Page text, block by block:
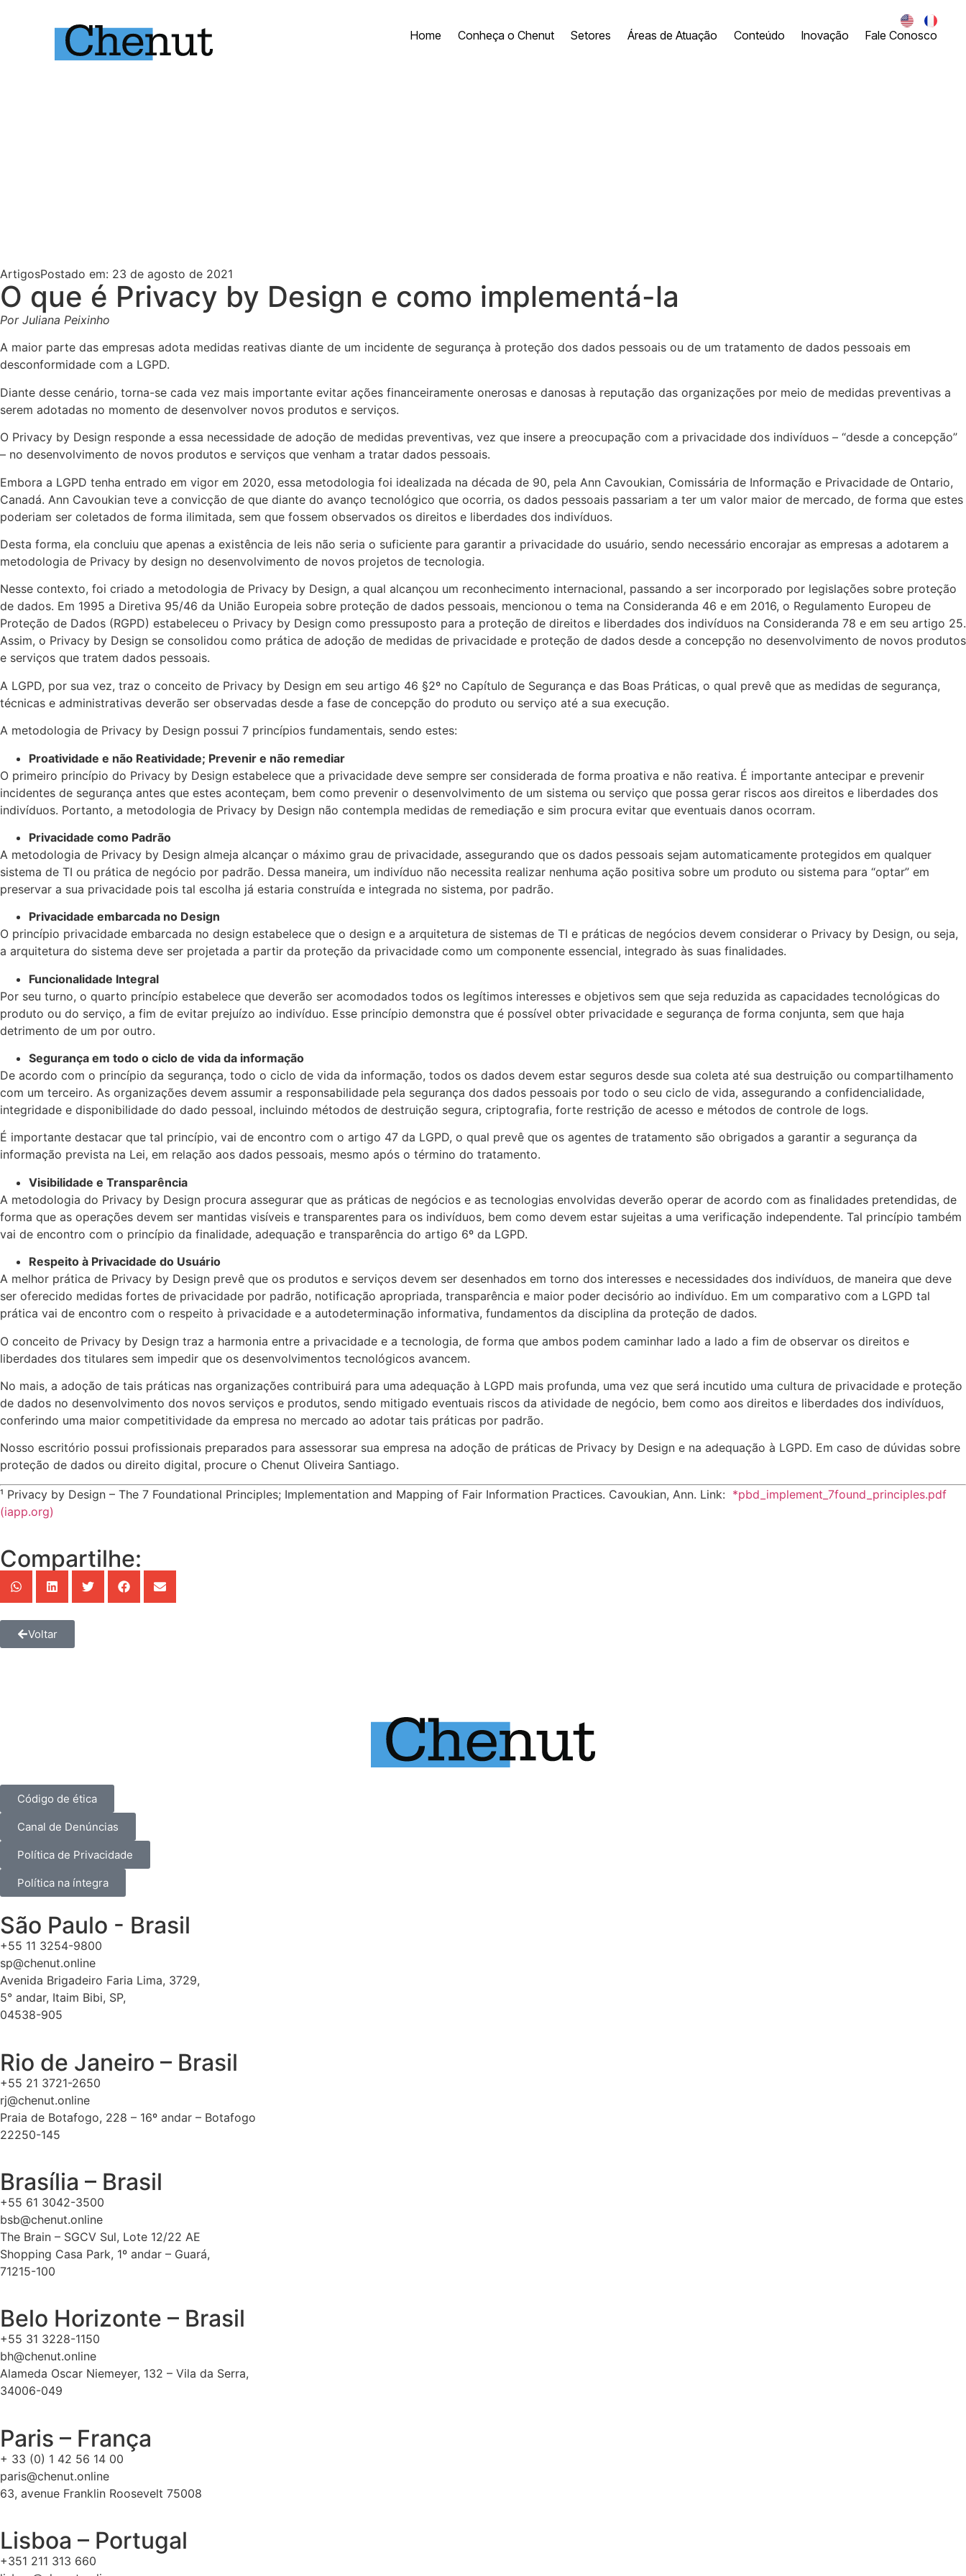
Home Conheça o Chenut Setores Áreas de Atuação Conteúdo Inovação Fale Conosco
ArtigosPostado em: 23 de agosto de 2021
O que é Privacy by Design e como implementá-la
Por Juliana Peixinho
A maior parte das empresas adota medidas reativas diante de um incidente de segurança à proteção dos dados pessoais ou de um tratamento de dados pessoais em
desconformidade com a LGPD.
Diante desse cenário, torna-se cada vez mais importante evitar ações financeiramente onerosas e danosas à reputação das organizações por meio de medidas preventivas a
serem adotadas no momento de desenvolver novos produtos e serviços.
O Privacy by Design responde a essa necessidade de adoção de medidas preventivas, vez que insere a preocupação com a privacidade dos indivíduos – “desde a concepção”
– no desenvolvimento de novos produtos e serviços que venham a tratar dados pessoais.
Embora a LGPD tenha entrado em vigor em 2020, essa metodologia foi idealizada na década de 90, pela Ann Cavoukian, Comissária de Informação e Privacidade de Ontario,
Canadá. Ann Cavoukian teve a convicção de que diante do avanço tecnológico que ocorria, os dados pessoais passariam a ter um valor maior de mercado, de forma que estes
poderiam ser coletados de forma ilimitada, sem que fossem observados os direitos e liberdades dos indivíduos.
Desta forma, ela concluiu que apenas a existência de leis não seria o suficiente para garantir a privacidade do usuário, sendo necessário encorajar as empresas a adotarem a
metodologia de Privacy by design no desenvolvimento de novos projetos de tecnologia.
Nesse contexto, foi criado a metodologia de Privacy by Design, a qual alcançou um reconhecimento internacional, passando a ser incorporado por legislações sobre proteção
de dados. Em 1995 a Diretiva 95/46 da União Europeia sobre proteção de dados pessoais, mencionou o tema na Consideranda 46 e em 2016, o Regulamento Europeu de
Proteção de Dados (RGPD) estabeleceu o Privacy by Design como pressuposto para a proteção de direitos e liberdades dos indivíduos na Consideranda 78 e em seu artigo 25.
Assim, o Privacy by Design se consolidou como prática de adoção de medidas de privacidade e proteção de dados desde a concepção no desenvolvimento de novos produtos
e serviços que tratem dados pessoais.
A LGPD, por sua vez, traz o conceito de Privacy by Design em seu artigo 46 §2º no Capítulo de Segurança e das Boas Práticas, o qual prevê que as medidas de segurança,
técnicas e administrativas deverão ser observadas desde a fase de concepção do produto ou serviço até a sua execução.
A metodologia de Privacy by Design possui 7 princípios fundamentais, sendo estes:
Proatividade e não Reatividade; Prevenir e não remediar
O primeiro princípio do Privacy by Design estabelece que a privacidade deve sempre ser considerada de forma proativa e não reativa. É importante antecipar e prevenir
incidentes de segurança antes que estes aconteçam, bem como prevenir o desenvolvimento de um sistema ou serviço que possa gerar riscos aos direitos e liberdades dos
indivíduos. Portanto, a metodologia de Privacy by Design não contempla medidas de remediação e sim procura evitar que eventuais danos ocorram.
Privacidade como Padrão
A metodologia de Privacy by Design almeja alcançar o máximo grau de privacidade, assegurando que os dados pessoais sejam automaticamente protegidos em qualquer
sistema de TI ou prática de negócio por padrão. Dessa maneira, um indivíduo não necessita realizar nenhuma ação positiva sobre um produto ou sistema para “optar” em
preservar a sua privacidade pois tal escolha já estaria construída e integrada no sistema, por padrão.
Privacidade embarcada no Design
O princípio privacidade embarcada no design estabelece que o design e a arquitetura de sistemas de TI e práticas de negócios devem considerar o Privacy by Design, ou seja,
a arquitetura do sistema deve ser projetada a partir da proteção da privacidade como um componente essencial, integrado às suas finalidades.
Funcionalidade Integral
Por seu turno, o quarto princípio estabelece que deverão ser acomodados todos os legítimos interesses e objetivos sem que seja reduzida as capacidades tecnológicas do
produto ou do serviço, a fim de evitar prejuízo ao indivíduo. Esse princípio demonstra que é possível obter privacidade e segurança de forma conjunta, sem que haja
detrimento de um por outro.
Segurança em todo o ciclo de vida da informação
De acordo com o princípio da segurança, todo o ciclo de vida da informação, todos os dados devem estar seguros desde sua coleta até sua destruição ou compartilhamento
com um terceiro. As organizações devem assumir a responsabilidade pela segurança dos dados pessoais por todo o seu ciclo de vida, assegurando a confidencialidade,
integridade e disponibilidade do dado pessoal, incluindo métodos de destruição segura, criptografia, forte restrição de acesso e métodos de controle de logs.
É importante destacar que tal princípio, vai de encontro com o artigo 47 da LGPD, o qual prevê que os agentes de tratamento são obrigados a garantir a segurança da
informação prevista na Lei, em relação aos dados pessoais, mesmo após o término do tratamento.
Visibilidade e Transparência
A metodologia do Privacy by Design procura assegurar que as práticas de negócios e as tecnologias envolvidas deverão operar de acordo com as finalidades pretendidas, de
forma que as operações devem ser mantidas visíveis e transparentes para os indivíduos, bem como devem estar sujeitas a uma verificação independente. Tal princípio também
vai de encontro com o princípio da finalidade, adequação e transparência do artigo 6º da LGPD.
Respeito à Privacidade do Usuário
A melhor prática de Privacy by Design prevê que os produtos e serviços devem ser desenhados em torno dos interesses e necessidades dos indivíduos, de maneira que deve
ser oferecido medidas fortes de privacidade por padrão, notificação apropriada, transparência e maior poder decisório ao indivíduo. Em um comparativo com a LGPD tal
prática vai de encontro com o respeito à privacidade e a autodeterminação informativa, fundamentos da disciplina da proteção de dados.
O conceito de Privacy by Design traz a harmonia entre a privacidade e a tecnologia, de forma que ambos podem caminhar lado a lado a fim de observar os direitos e
liberdades dos titulares sem impedir que os desenvolvimentos tecnológicos avancem.
No mais, a adoção de tais práticas nas organizações contribuirá para uma adequação à LGPD mais profunda, uma vez que será incutido uma cultura de privacidade e proteção
de dados no desenvolvimento dos novos serviços e produtos, sendo mitigado eventuais riscos da atividade de negócio, bem como aos direitos e liberdades dos indivíduos,
conferindo uma maior competitividade da empresa no mercado ao adotar tais práticas por padrão.
Nosso escritório possui profissionais preparados para assessorar sua empresa na adoção de práticas de Privacy by Design e na adequação à LGPD. Em caso de dúvidas sobre
proteção de dados ou direito digital, procure o Chenut Oliveira Santiago.
¹ Privacy by Design – The 7 Foundational Principles; Implementation and Mapping of Fair Information Practices. Cavoukian, Ann. Link: *pbd_implement_7found_principles.pdf
(iapp.org)
Compartilhe:
Voltar
Código de ética
Canal de Denúncias
Política de Privacidade
Política na íntegra
São Paulo - Brasil
+55 11 3254-9800
sp@chenut.online
Avenida Brigadeiro Faria Lima, 3729,
5° andar, Itaim Bibi, SP,
04538-905
Rio de Janeiro – Brasil
+55 21 3721-2650
rj@chenut.online
Praia de Botafogo, 228 – 16º andar – Botafogo
22250-145
Brasília – Brasil
+55 61 3042-3500
bsb@chenut.online
The Brain – SGCV Sul, Lote 12/22 AE
Shopping Casa Park, 1º andar – Guará,
71215-100
Belo Horizonte – Brasil
+55 31 3228-1150
bh@chenut.online
Alameda Oscar Niemeyer, 132 – Vila da Serra,
34006-049
Paris – França
+ 33 (0) 1 42 56 14 00
paris@chenut.online
63, avenue Franklin Roosevelt 75008
Lisboa – Portugal
+351 211 313 660